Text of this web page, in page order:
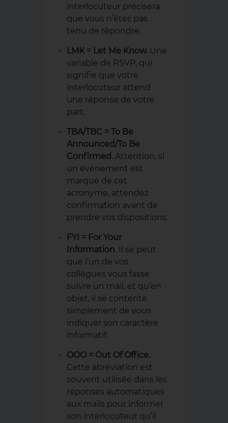
interlocuteur précisera
que vous n’êtes pas
tenu de répondre.
LMK = Let Me Know. Une
variable de RSVP, qui
signifie que votre
interlocuteur attend
une réponse de votre
part.
TBA/TBC = To Be
Announced/To Be
Confirmed . Attention, si
un évènement est
marqué de cet
acronyme, attendez
confirmation avant de
prendre vos dispositions.
FYI = For Your
Information. Il se peut
que l’un de vos
collègues vous fasse
suivre un mail, et qu’en
objet, il se contente
simplement de vous
indiquer son caractère
informatif.
OOO = Out Of Office.
Cette abréviation est
souvent utilisée dans les
réponses automatiques
aux mails pour informer
son interlocuteur qu’il